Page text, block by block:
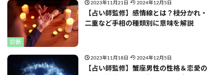
診断
2023年11月21日 2024年12月5日
【占い師監修】感情線とは？枝分かれ・
二重など手相の種類別に意味を解説
2023年11月18日 2024年12月5日
【占い師監修】蟹座男性の性格＆恋愛の